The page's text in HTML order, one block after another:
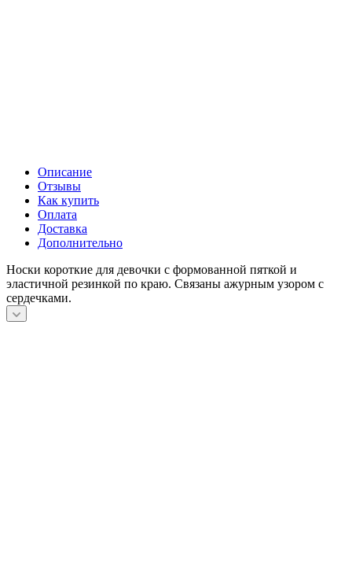
Описание
Отзывы
Как купить
Оплата
Доставка
Дополнительно
Носки короткие для девочки с формованной пяткой и
эластичной резинкой по краю. Связаны ажурным узором с
сердечками.